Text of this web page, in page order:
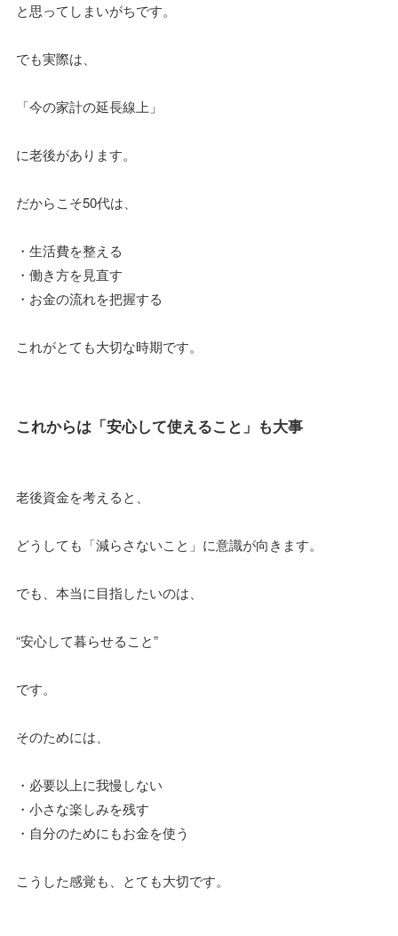
と思ってしまいがちです。
でも実際は、
「今の家計の延長線上」
に老後があります。
だからこそ50代は、
・生活費を整える
・働き方を見直す
・お金の流れを把握する
これがとても大切な時期です。
これからは「安心して使えること」も大事
老後資金を考えると、
どうしても「減らさないこと」に意識が向きます。
でも、本当に目指したいのは、
“安心して暮らせること”
です。
そのためには、
・必要以上に我慢しない
・小さな楽しみを残す
・自分のためにもお金を使う
こうした感覚も、とても大切です。